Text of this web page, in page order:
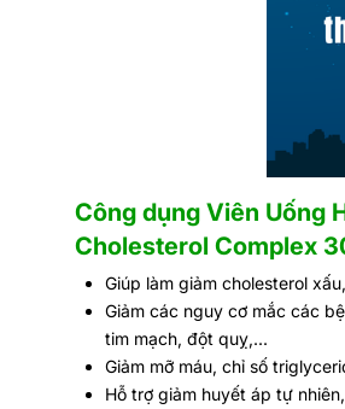
Công dụng Viên Uống
Cholesterol Complex
Giúp làm giảm cholesterol
Giảm các nguy cơ mắc các
tim mạch, đột quỵ,...
Giảm mỡ máu, chỉ số
Hỗ trợ giảm huyết áp tự